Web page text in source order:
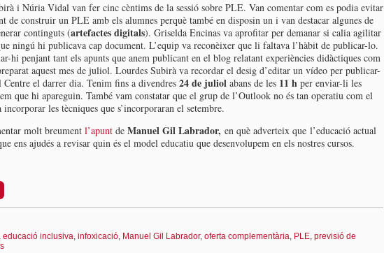
i Núria Vidal van fer cinc cèntims de la sessió sobre PLE. Van comentar com es podia evitar
de construir un PLE amb els alumnes perquè també en disposin un i van destacar algunes de
continguts (artefactes digitals). Griselda Encinas va aprofitar per demanar si calia agilitar
ningú hi publicava cap document. L’equip va reconèixer que li faltava l’hàbit de publicar-lo.
hi penjant tant els apunts que anem publicant en el blog relatant experiències didàctiques com
aquest mes de juliol. Lourdes Subirà va recordar el desig d’editar un vídeo per publicar-
Centre el darrer dia. Tenim fins a divendres 24 de juliol abans de les 11 h per enviar-li les
que hi apareguin. També vam constatar que el grup de l’Outlook no és tan operatiu com el
les tècniques que s’incorporaran el setembre.
molt breument l’apunt de Manuel Gil Labrador, en què adverteix que l’educació actual
ens ajudés a revisar quin és el model educatiu que desenvolupem en els nostres cursos.
, educació inclusiva, infoxicació, Manuel Gil Labrador, oferta complementària, PLE, previsió de